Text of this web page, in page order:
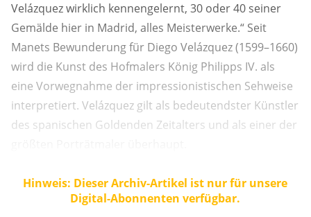
Velázquez wirklich kennengelernt, 30 oder 40 seiner
Gemälde hier in Madrid, alles Meisterwerke.“ Seit
Manets Bewunderung für Diego Velázquez (1599–1660)
wird die Kunst des Hofmalers König Philipps IV. als
eine Vorwegnahme der impressionistischen Sehweise
interpretiert. Velázquez gilt als bedeutendster Künstler
des spanischen Goldenden Zeitalters und als einer der
Hinweis: Dieser Archiv-Artikel ist nur für unsere
Digital-Abonnenten verfügbar.